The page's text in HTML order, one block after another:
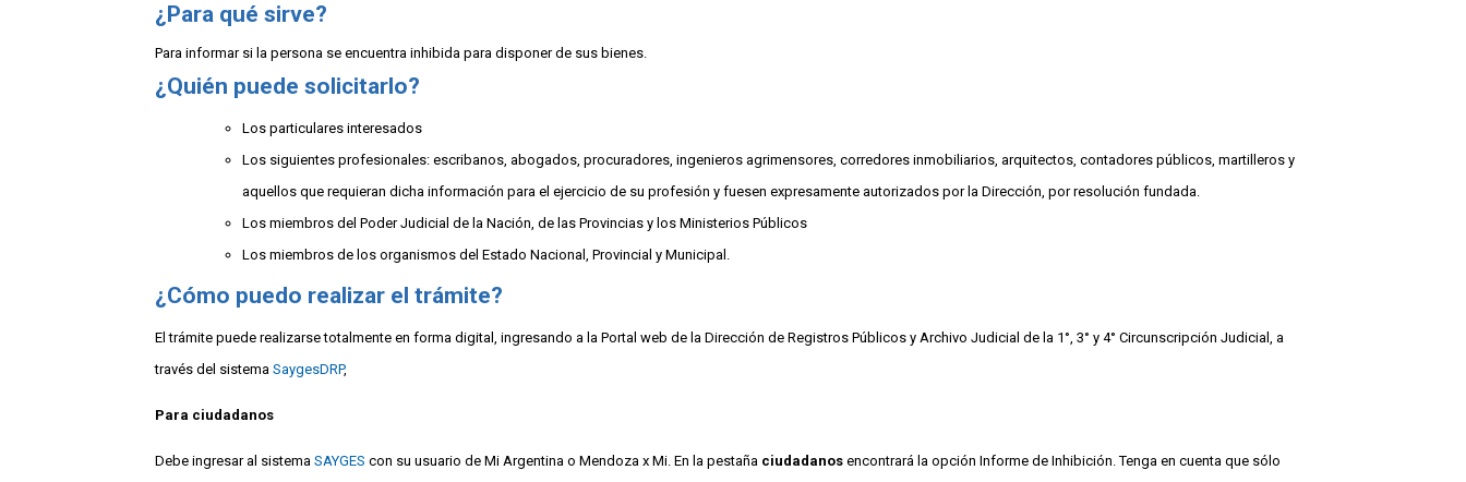
¿Para qué sirve?
Para informar si la persona se encuentra inhibida para disponer de sus bienes.
¿Quién puede solicitarlo?
Los particulares interesados
Los siguientes profesionales: escribanos, abogados, procuradores, ingenieros agrimensores, corredores inmobiliarios, arquitectos, contadores públicos, martilleros y
aquellos que requieran dicha información para el ejercicio de su profesión y fuesen expresamente autorizados por la Dirección, por resolución fundada.
Los miembros del Poder Judicial de la Nación, de las Provincias y los Ministerios Públicos
Los miembros de los organismos del Estado Nacional, Provincial y Municipal.
¿Cómo puedo realizar el trámite?
El trámite puede realizarse totalmente en forma digital, ingresando a la Portal web de la Dirección de Registros Públicos y Archivo Judicial de la 1°, 3° y 4° Circunscripción Judicial, a
través del sistema SaygesDRP,
Para ciudadanos
Debe ingresar al sistema SAYGES con su usuario de Mi Argentina o Mendoza x Mi. En la pestaña ciudadanos encontrará la opción Informe de Inhibición. Tenga en cuenta que sólo